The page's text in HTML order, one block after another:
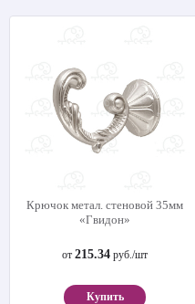
Крючок метал. стеновой 35мм
«Гвидон»
от215.34 руб./шт
Купить